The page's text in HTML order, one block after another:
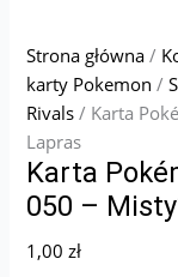
Strona główna /
karty Pokemon /
Rivals / Karta
Lapras
Karta
050 –
1,00zł